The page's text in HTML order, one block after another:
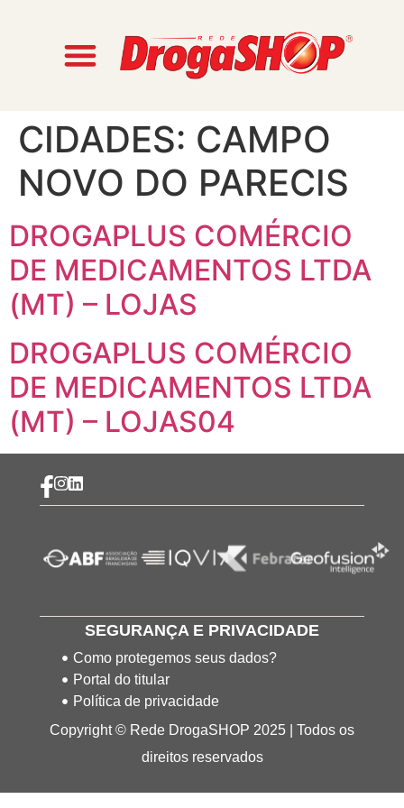
CIDADES: CAMPO
NOVO DO PARECIS
DROGAPLUS COMÉRCIO
DE MEDICAMENTOS LTDA
(MT) – LOJAS
DROGAPLUS COMÉRCIO
DE MEDICAMENTOS LTDA
(MT) – LOJAS04
SEGURANÇA E PRIVACIDADE
Como protegemos seus dados?
Portal do titular
Política de privacidade
Copyright © Rede DrogaSHOP 2025 | Todos os
direitos reservados